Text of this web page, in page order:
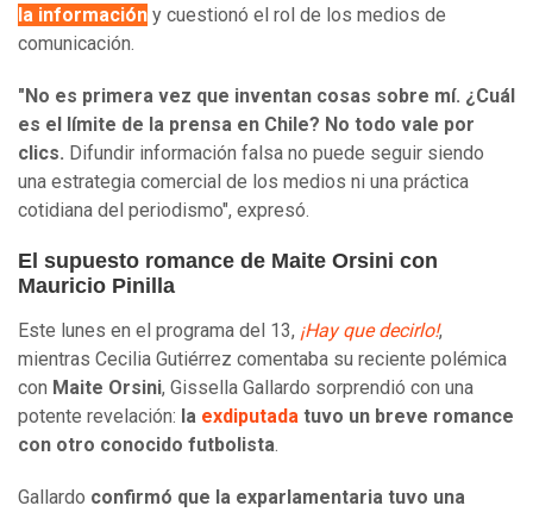
la información y cuestionó el rol de los medios de
comunicación.
"No es primera vez que inventan cosas sobre mí. ¿Cuál
es el límite de la prensa en Chile? No todo vale por
clics. Difundir información falsa no puede seguir siendo
una estrategia comercial de los medios ni una práctica
cotidiana del periodismo", expresó.
El supuesto romance de Maite Orsini con
Mauricio Pinilla
Este lunes en el programa del 13, ¡Hay que decirlo!,
mientras Cecilia Gutiérrez comentaba su reciente polémica
con Maite Orsini, Gissella Gallardo sorprendió con una
potente revelación: la exdiputada tuvo un breve romance
con otro conocido futbolista.
Gallardo confirmó que la exparlamentaria tuvo una